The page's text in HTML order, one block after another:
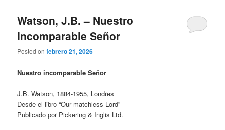
Watson, J.B. – Nuestro
Incomparable Señor
Posted onfebrero 21, 2026
Nuestro incomparable Señor
J.B. Watson, 1884-1955, Londres
Desde el libro “Our matchless Lord”
Publicado por Pickering & Inglis Ltd.